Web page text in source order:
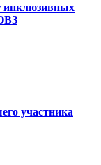
инклюзивных
участника